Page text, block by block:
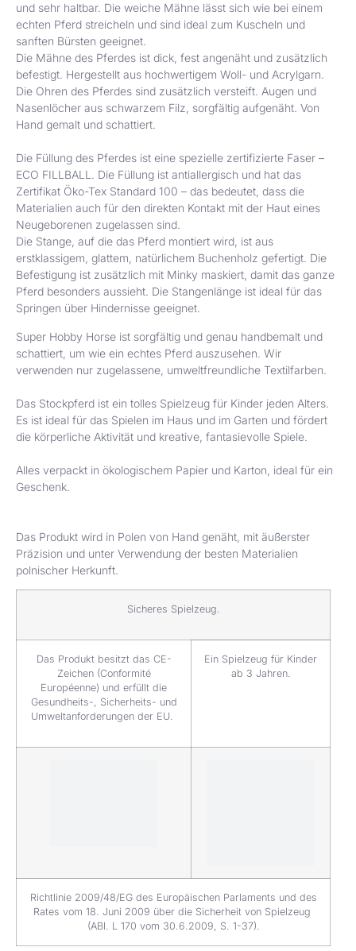
und sehr haltbar. Die weiche Mähne lässt sich wie bei einem
echten Pferd streicheln und sind ideal zum Kuscheln und
sanften Bürsten geeignet.
Die Mähne des Pferdes ist dick, fest angenäht und zusätzlich
befestigt. Hergestellt aus hochwertigem Woll- und Acrylgarn.
Die Ohren des Pferdes sind zusätzlich versteift. Augen und
Nasenlöcher aus schwarzem Filz, sorgfältig aufgenäht. Von
Hand gemalt und schattiert.
Die Füllung des Pferdes ist eine spezielle zertifizierte Faser –
ECO FILLBALL. Die Füllung ist antiallergisch und hat das
Zertifikat Öko-Tex Standard 100 – das bedeutet, dass die
Materialien auch für den direkten Kontakt mit der Haut eines
Neugeborenen zugelassen sind.
Die Stange, auf die das Pferd montiert wird, ist aus
erstklassigem, glattem, natürlichem Buchenholz gefertigt. Die
Befestigung ist zusätzlich mit Minky maskiert, damit das ganze
Pferd besonders aussieht. Die Stangenlänge ist ideal für das
Springen über Hindernisse geeignet.
Super Hobby Horse ist sorgfältig und genau handbemalt und
schattiert, um wie ein echtes Pferd auszusehen. Wir
verwenden nur zugelassene, umweltfreundliche Textilfarben.
Das Stockpferd ist ein tolles Spielzeug für Kinder jeden Alters.
Es ist ideal für das Spielen im Haus und im Garten und fördert
die körperliche Aktivität und kreative, fantasievolle Spiele.
Alles verpackt in ökologischem Papier und Karton, ideal für ein
Geschenk.
Das Produkt wird in Polen von Hand genäht, mit äußerster
Präzision und unter Verwendung der besten Materialien
polnischer Herkunft.
Sicheres Spielzeug.
Das Produkt besitzt das CE-
Zeichen (Conformité
Européenne) und erfüllt die
Gesundheits-, Sicherheits- und
Umweltanforderungen der EU.
Ein Spielzeug für Kinder
ab 3 Jahren.
Richtlinie 2009/48/EG des Europäischen Parlaments und des
Rates vom 18. Juni 2009 über die Sicherheit von Spielzeug
(ABl. L 170 vom 30.6.2009, S. 1-37).